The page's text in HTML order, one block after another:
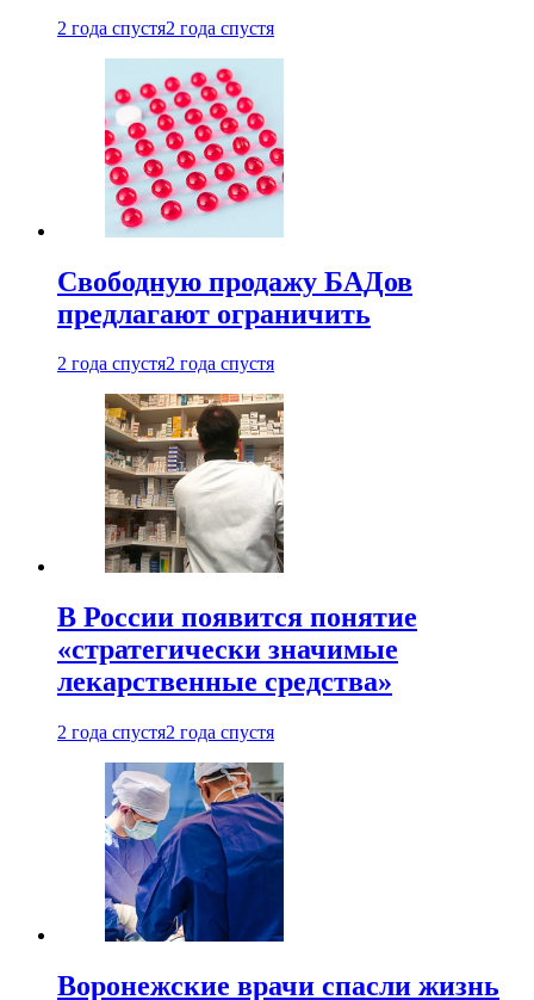
2 года спустя2 года спустя
Свободную продажу БАДов
предлагают ограничить
2 года спустя2 года спустя
В России появится понятие
«стратегически значимые
лекарственные средства»
2 года спустя2 года спустя
Воронежские врачи спасли жизнь